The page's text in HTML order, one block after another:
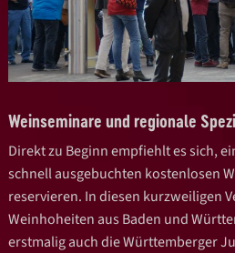
Weinseminare und regionale
Direkt zu Beginn empfiehlt es sich,
schnell ausgebuchten kostenlosen
reservieren. In diesen kurzweiligen
Weinhoheiten aus Baden und
erstmalig auch die Württemberger